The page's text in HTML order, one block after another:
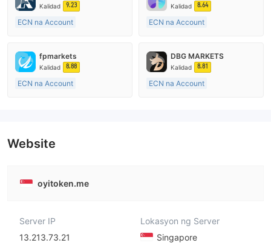
Kalidad 9.23
ECN na Account
Paggawa ng Market (MM)
Kalidad 8.64
ECN na Account
Kinokontrol sa Australia
Paggawa ng Market (MM)
fpmarkets
Kalidad 8.88
ECN na Account
Pangunahing label na MT4
DBG MARKETS
Kalidad 8.81
ECN na Account
Website
oyitoken.me
Server IP
13.213.73.21
Lokasyon ng Server
Singapore